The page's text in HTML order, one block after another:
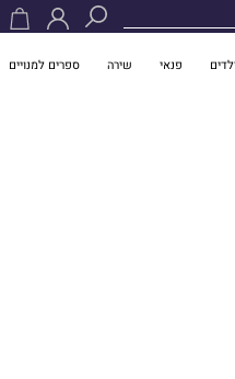
פנאי שירה ספרים למנויים